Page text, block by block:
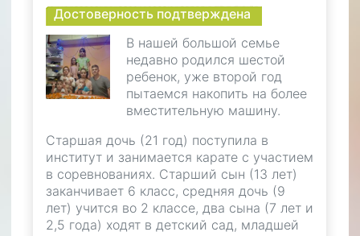
Достоверность подтверждена
В нашей большой семье
недавно родился шестой
ребенок, уже второй год
пытаемся накопить на более
вместительную машину.
Старшая дочь (21 год) поступила в
институт и занимается карате с участием
в соревнованиях. Старший сын (13 лет)
заканчивает 6 класс, средняя дочь (9
лет) учится во 2 классе, два сына (7 лет и
2,5 года) ходят в детский сад, младшей